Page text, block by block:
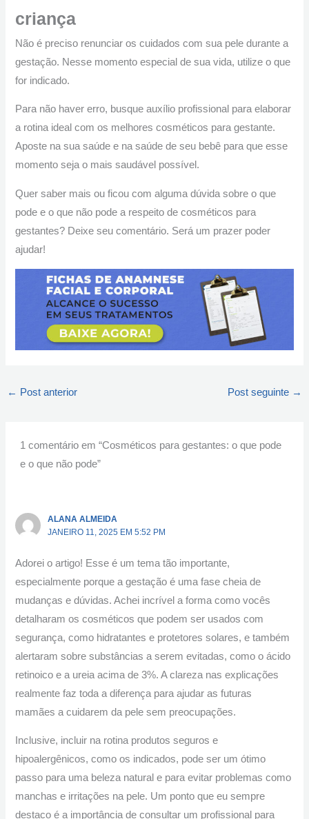
criança
Não é preciso renunciar os cuidados com sua pele durante a
gestação. Nesse momento especial de sua vida, utilize o que
for indicado.
Para não haver erro, busque auxílio profissional para elaborar
a rotina ideal com os melhores cosméticos para gestante.
Aposte na sua saúde e na saúde de seu bebê para que esse
momento seja o mais saudável possível.
Quer saber mais ou ficou com alguma dúvida sobre o que
pode e o que não pode a respeito de cosméticos para
gestantes? Deixe seu comentário. Será um prazer poder
ajudar!
← Post anterior Post seguinte →
1 comentário em “Cosméticos para gestantes: o que pode
e o que não pode”
ALANA ALMEIDA
JANEIRO 11, 2025 EM 5:52 PM
Adorei o artigo! Esse é um tema tão importante,
especialmente porque a gestação é uma fase cheia de
mudanças e dúvidas. Achei incrível a forma como vocês
detalharam os cosméticos que podem ser usados com
segurança, como hidratantes e protetores solares, e também
alertaram sobre substâncias a serem evitadas, como o ácido
retinoico e a ureia acima de 3%. A clareza nas explicações
realmente faz toda a diferença para ajudar as futuras
mamães a cuidarem da pele sem preocupações.
Inclusive, incluir na rotina produtos seguros e
hipoalergênicos, como os indicados, pode ser um ótimo
passo para uma beleza natural e para evitar problemas como
manchas e irritações na pele. Um ponto que eu sempre
destaco é a importância de consultar um profissional para